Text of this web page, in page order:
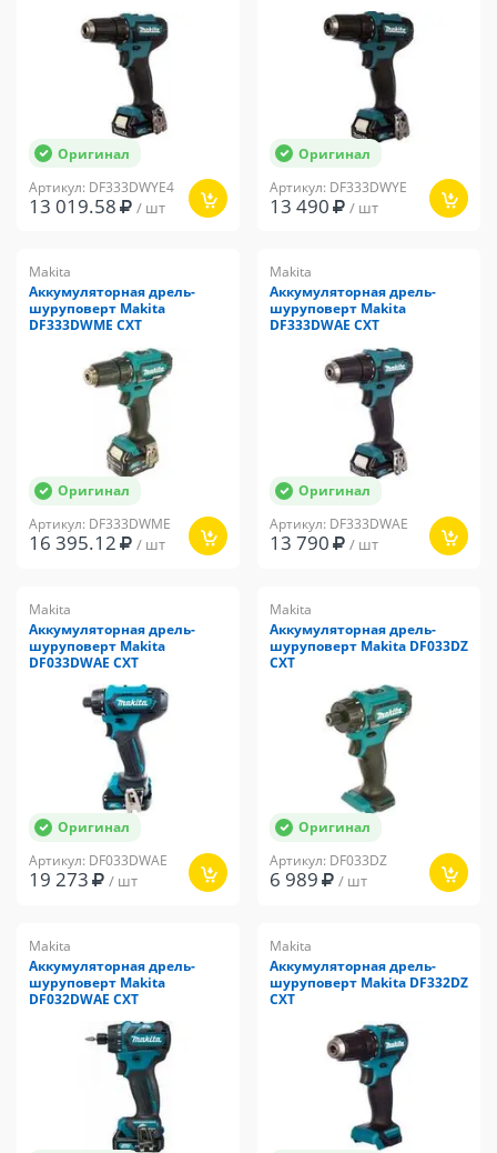
Оригинал
Артикул: DF333DWYE4
13 019.58 / шт
Оригинал
Артикул: DF333DWYE
13 490 / шт
Makita
Аккумуляторная дрель-
шуруповерт Makita
DF333DWME CXT
Оригинал
Артикул: DF333DWME
16 395.12 / шт
Makita
Аккумуляторная дрель-
шуруповерт Makita
DF333DWAE CXT
Оригинал
Артикул: DF333DWAE
13 790 / шт
Makita
Аккумуляторная дрель-
шуруповерт Makita
DF033DWAE CXT
Оригинал
Артикул: DF033DWAE
19 273 / шт
Makita
Аккумуляторная дрель-
шуруповерт Makita DF033DZ
CXT
Оригинал
Артикул: DF033DZ
6 989 / шт
Makita
Аккумуляторная дрель-
шуруповерт Makita
DF032DWAE CXT
Makita
Аккумуляторная дрель-
шуруповерт Makita DF332DZ
CXT